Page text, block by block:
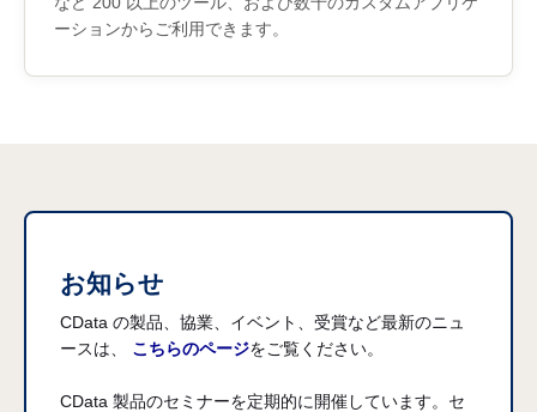
ーションからご利用できます。
お知らせ
CData の製品、協業、イベント、受賞など最新のニュ
ースは、 こちらのページをご覧ください。
CData 製品のセミナーを定期的に開催しています。セ